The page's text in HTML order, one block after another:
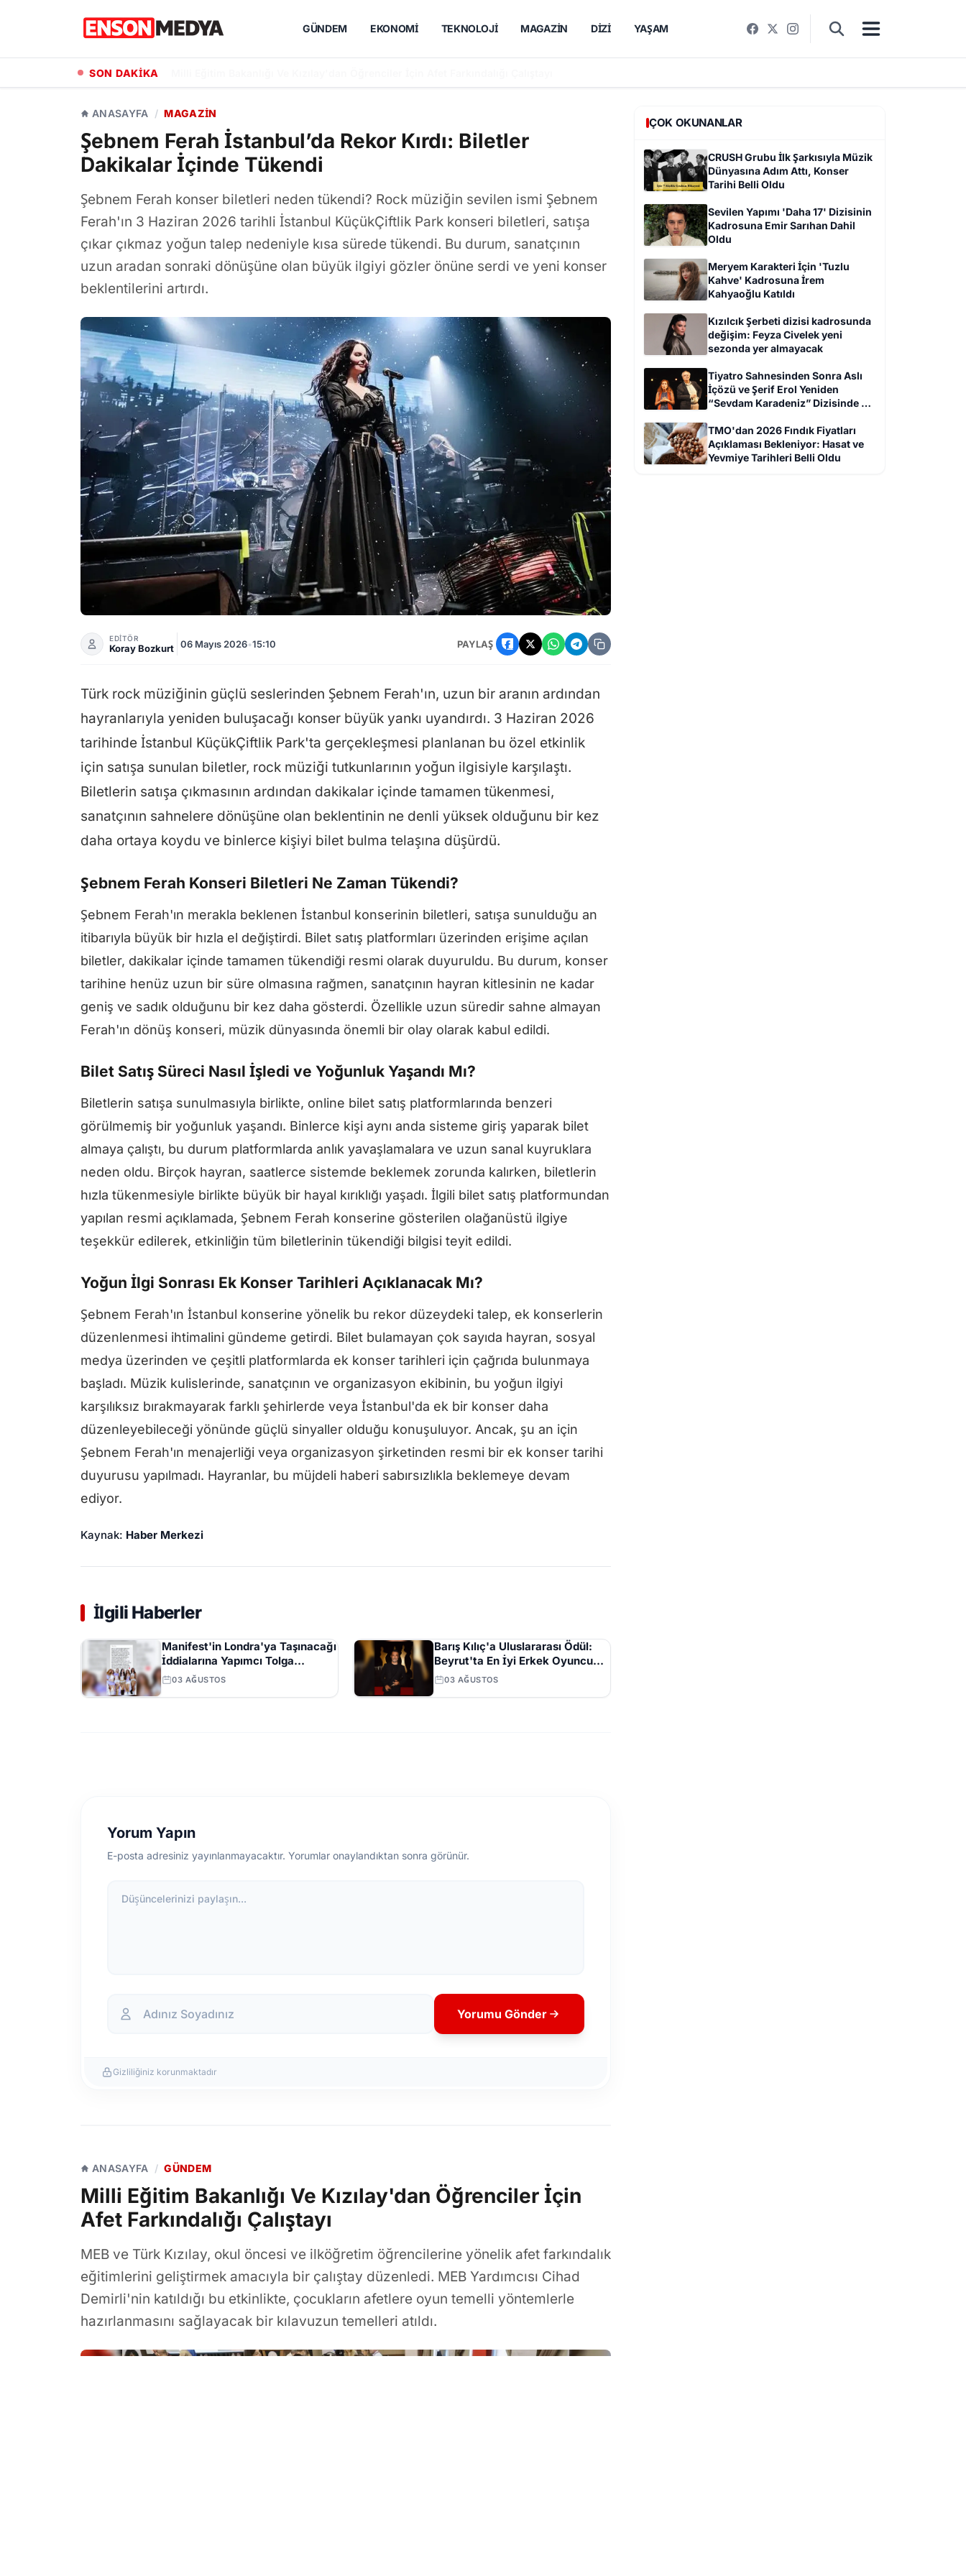
GÜNDEM EKONOMI TEKNOLOJI MAGAZIN DIZI YAŞAM
SON DAKİKA
ANASAYFA / MAGAZIN
Şebnem Ferah İstanbul’da Rekor Kırdı: Biletler
Dakikalar İçinde Tükendi
Şebnem Ferah konser biletleri neden tükendi? Rock müziğin sevilen ismi Şebnem
Ferah'ın 3 Haziran 2026 tarihli İstanbul KüçükÇiftlik Park konseri biletleri, satışa
çıkar çıkmaz yoğun talep nedeniyle kısa sürede tükendi. Bu durum, sanatçının
uzun aradan sonraki dönüşüne olan büyük ilgiyi gözler önüne serdi ve yeni konser
beklentilerini artırdı.
EDİTÖR
Koray Bozkurt 06 Mayıs 2026•15:10 PAYLAŞ
Türk rock müziğinin güçlü seslerinden Şebnem Ferah'ın, uzun bir aranın ardından
hayranlarıyla yeniden buluşacağı konser büyük yankı uyandırdı. 3 Haziran 2026
tarihinde İstanbul KüçükÇiftlik Park'ta gerçekleşmesi planlanan bu özel etkinlik
için satışa sunulan biletler, rock müziği tutkunlarının yoğun ilgisiyle karşılaştı.
Biletlerin satışa çıkmasının ardından dakikalar içinde tamamen tükenmesi,
sanatçının sahnelere dönüşüne olan beklentinin ne denli yüksek olduğunu bir kez
daha ortaya koydu ve binlerce kişiyi bilet bulma telaşına düşürdü.
Şebnem Ferah Konseri Biletleri Ne Zaman Tükendi?
Şebnem Ferah'ın merakla beklenen İstanbul konserinin biletleri, satışa sunulduğu an
itibarıyla büyük bir hızla el değiştirdi. Bilet satış platformları üzerinden erişime açılan
biletler, dakikalar içinde tamamen tükendiği resmi olarak duyuruldu. Bu durum, konser
tarihine henüz uzun bir süre olmasına rağmen, sanatçının hayran kitlesinin ne kadar
geniş ve sadık olduğunu bir kez daha gösterdi. Özellikle uzun süredir sahne almayan
Ferah'ın dönüş konseri, müzik dünyasında önemli bir olay olarak kabul edildi.
Bilet Satış Süreci Nasıl İşledi ve Yoğunluk Yaşandı Mı?
Biletlerin satışa sunulmasıyla birlikte, online bilet satış platformlarında benzeri
görülmemiş bir yoğunluk yaşandı. Binlerce kişi aynı anda sisteme giriş yaparak bilet
almaya çalıştı, bu durum platformlarda anlık yavaşlamalara ve uzun sanal kuyruklara
neden oldu. Birçok hayran, saatlerce sistemde beklemek zorunda kalırken, biletlerin
hızla tükenmesiyle birlikte büyük bir hayal kırıklığı yaşadı. İlgili bilet satış platformundan
yapılan resmi açıklamada, Şebnem Ferah konserine gösterilen olağanüstü ilgiye
teşekkür edilerek, etkinliğin tüm biletlerinin tükendiği bilgisi teyit edildi.
Yoğun İlgi Sonrası Ek Konser Tarihleri Açıklanacak Mı?
Şebnem Ferah'ın İstanbul konserine yönelik bu rekor düzeydeki talep, ek konserlerin
düzenlenmesi ihtimalini gündeme getirdi. Bilet bulamayan çok sayıda hayran, sosyal
medya üzerinden ve çeşitli platformlarda ek konser tarihleri için çağrıda bulunmaya
başladı. Müzik kulislerinde, sanatçının ve organizasyon ekibinin, bu yoğun ilgiyi
karşılıksız bırakmayarak farklı şehirlerde veya İstanbul'da ek bir konser daha
düzenleyebileceği yönünde güçlü sinyaller olduğu konuşuluyor. Ancak, şu an için
Şebnem Ferah'ın menajerliği veya organizasyon şirketinden resmi bir ek konser tarihi
duyurusu yapılmadı. Hayranlar, bu müjdeli haberi sabırsızlıkla beklemeye devam
ediyor.
Kaynak: Haber Merkezi
İlgili Haberler
Manifest'in Londra'ya Taşınacağı
İddialarına Yapımcı Tolga
Akış'tan Açıklama
03 AĞUSTOS
Barış Kılıç'a Uluslararası Ödül:
Beyrut'ta En İyi Erkek Oyuncu
Seçildi
03 AĞUSTOS
Yorum Yapın
E-posta adresiniz yayınlanmayacaktır. Yorumlar onaylandıktan sonra görünür.
Düşüncelerinizi paylaşın...
Yorumu Gönder
Gizliliğiniz korunmaktadır
ANASAYFA / GÜNDEM
Milli Eğitim Bakanlığı Ve Kızılay'dan Öğrenciler İçin
Afet Farkındalığı Çalıştayı
MEB ve Türk Kızılay, okul öncesi ve ilköğretim öğrencilerine yönelik afet farkındalık
eğitimlerini geliştirmek amacıyla bir çalıştay düzenledi. MEB Yardımcısı Cihad
Demirli'nin katıldığı bu etkinlikte, çocukların afetlere oyun temelli yöntemlerle
hazırlanmasını sağlayacak bir kılavuzun temelleri atıldı.
ÇOK OKUNANLAR
CRUSH Grubu İlk Şarkısıyla Müzik
Dünyasına Adım Attı, Konser
Tarihi Belli Oldu
Sevilen Yapımı 'Daha 17' Dizisinin
Kadrosuna Emir Sarıhan Dahil
Oldu
Meryem Karakteri İçin 'Tuzlu
Kahve' Kadrosuna İrem
Kahyaoğlu Katıldı
Kızılcık Şerbeti dizisi kadrosunda
değişim: Feyza Civelek yeni
sezonda yer almayacak
Tiyatro Sahnesinden Sonra Aslı
İçözü ve Şerif Erol Yeniden
“Sevdam Karadeniz” Dizisinde Bir
TMO'dan 2026 Fındık Fiyatları
Açıklaması Bekleniyor: Hasat ve
Yevmiye Tarihleri Belli Oldu